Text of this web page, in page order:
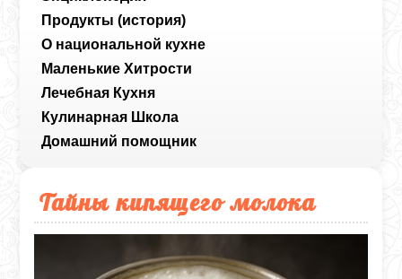
Продукты (история)
О национальной кухне
Маленькие Хитрости
Лечебная Кухня
Кулинарная Школа
Домашний помощник
Тайны кипящего молока